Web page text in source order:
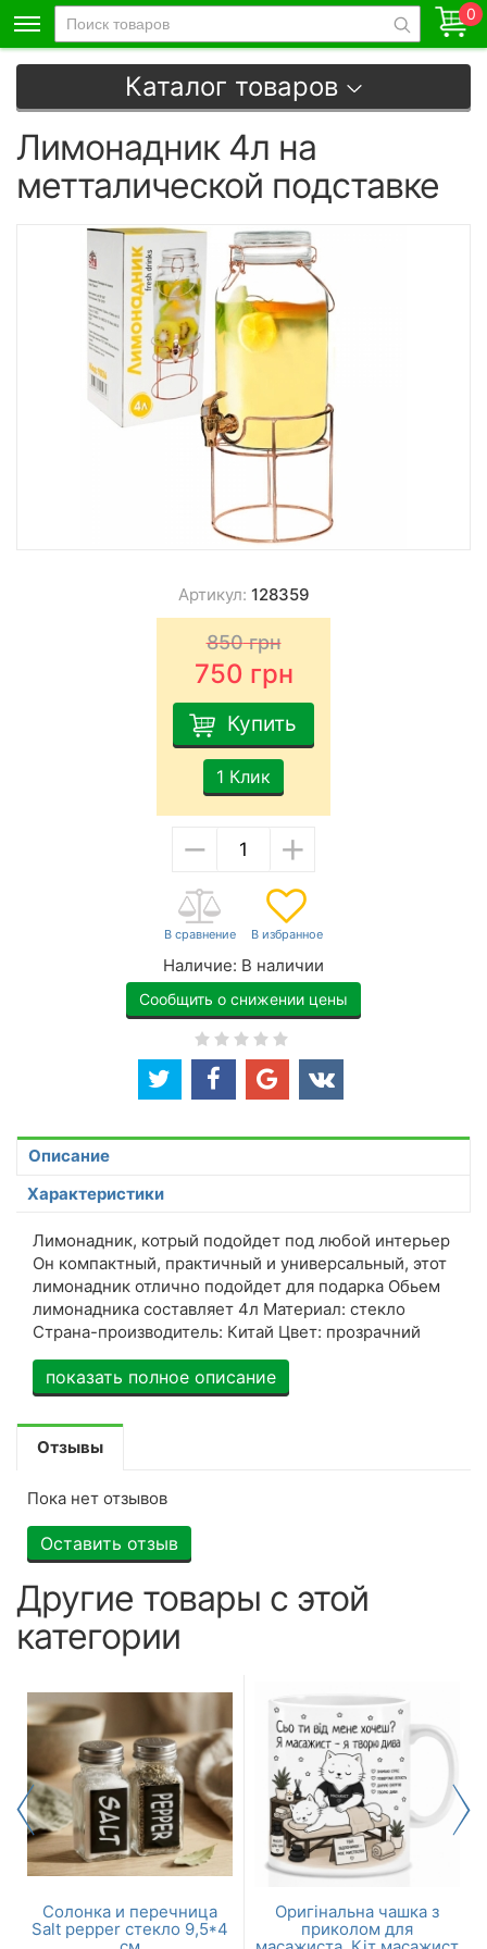
0
Каталог товаров
Лимонадник 4л на
метталической подставке
Артикул: 128359
850грн
750 грн
Купить
1 Клик
− +
Наличие: В наличии
Сообщить о снижении цены
Описание
Характеристики
Лимонадник, котрый подойдет под любой интерьер
Он компактный, практичный и универсальный, этот
лимонадник отлично подойдет для подарка Обьем
лимонадника составляет 4л Материал: стекло
Страна-производитель: Китай Цвет: прозрачний
показать полное описание
Отзывы
Пока нет отзывов
Оставить отзыв
Другие товары с этой
категории
Солонка и перечница
Salt pepper стекло 9,5*4
Оригінальна чашка з
приколом для